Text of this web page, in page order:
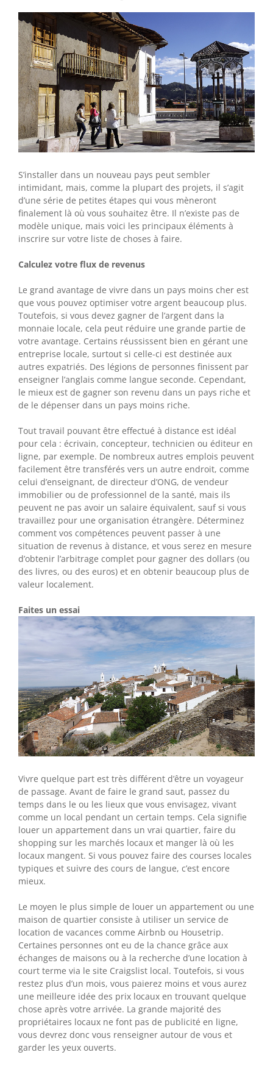
S’installer dans un nouveau pays peut sembler
intimidant, mais, comme la plupart des projets, il s’agit
d’une série de petites étapes qui vous mèneront
finalement là où vous souhaitez être. Il n’existe pas de
modèle unique, mais voici les principaux éléments à
inscrire sur votre liste de choses à faire.
Calculez votre flux de revenus
Le grand avantage de vivre dans un pays moins cher est
que vous pouvez optimiser votre argent beaucoup plus.
Toutefois, si vous devez gagner de l’argent dans la
monnaie locale, cela peut réduire une grande partie de
votre avantage. Certains réussissent bien en gérant une
entreprise locale, surtout si celle-ci est destinée aux
autres expatriés. Des légions de personnes finissent par
enseigner l’anglais comme langue seconde. Cependant,
le mieux est de gagner son revenu dans un pays riche et
de le dépenser dans un pays moins riche.
Tout travail pouvant être effectué à distance est idéal
pour cela : écrivain, concepteur, technicien ou éditeur en
ligne, par exemple. De nombreux autres emplois peuvent
facilement être transférés vers un autre endroit, comme
celui d’enseignant, de directeur d’ONG, de vendeur
immobilier ou de professionnel de la santé, mais ils
peuvent ne pas avoir un salaire équivalent, sauf si vous
travaillez pour une organisation étrangère. Déterminez
comment vos compétences peuvent passer à une
situation de revenus à distance, et vous serez en mesure
d’obtenir l’arbitrage complet pour gagner des dollars (ou
des livres, ou des euros) et en obtenir beaucoup plus de
valeur localement.
Faites un essai
Vivre quelque part est très différent d’être un voyageur
de passage. Avant de faire le grand saut, passez du
temps dans le ou les lieux que vous envisagez, vivant
comme un local pendant un certain temps. Cela signifie
louer un appartement dans un vrai quartier, faire du
shopping sur les marchés locaux et manger là où les
locaux mangent. Si vous pouvez faire des courses locales
typiques et suivre des cours de langue, c’est encore
mieux.
Le moyen le plus simple de louer un appartement ou une
maison de quartier consiste à utiliser un service de
location de vacances comme Airbnb ou Housetrip.
Certaines personnes ont eu de la chance grâce aux
échanges de maisons ou à la recherche d’une location à
court terme via le site Craigslist local. Toutefois, si vous
restez plus d’un mois, vous paierez moins et vous aurez
une meilleure idée des prix locaux en trouvant quelque
chose après votre arrivée. La grande majorité des
propriétaires locaux ne font pas de publicité en ligne,
vous devrez donc vous renseigner autour de vous et
garder les yeux ouverts.